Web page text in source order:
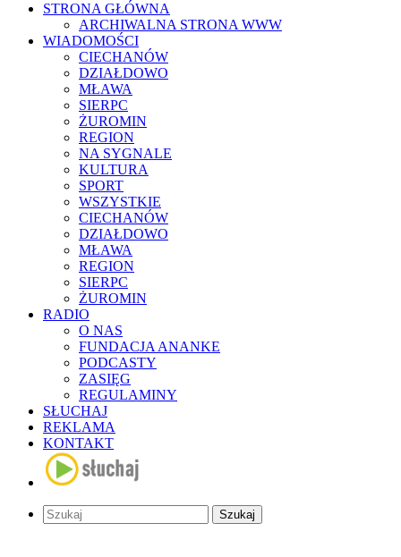
STRONA GŁÓWNA
ARCHIWALNA STRONA WWW
WIADOMOŚCI
CIECHANÓW
DZIAŁDOWO
MŁAWA
SIERPC
ŻUROMIN
REGION
NA SYGNALE
KULTURA
SPORT
WSZYSTKIE
CIECHANÓW
DZIAŁDOWO
MŁAWA
REGION
SIERPC
ŻUROMIN
RADIO
O NAS
FUNDACJA ANANKE
PODCASTY
ZASIĘG
REGULAMINY
SŁUCHAJ
REKLAMA
KONTAKT
Szukaj